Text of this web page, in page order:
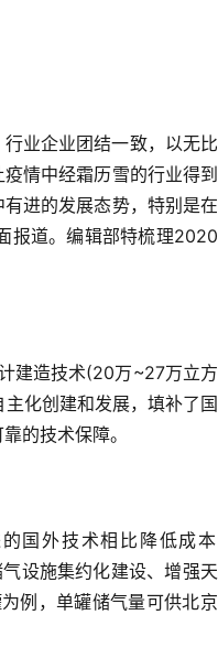
业企业团结一致，以无
情中经霜历雪的行业得
进的发展态势，特别是
报道。编辑部特梳理
建造技术(20万~27万立
化创建和发展，填补了
的技术保障。
国外技术相比降低成
设施集约化建设、增强
例，单罐储气量可供北